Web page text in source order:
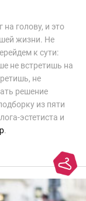
голову, и это
жизни. Не
к сути:
не встретишь на
не
решение
из пяти
эстетиста и
.